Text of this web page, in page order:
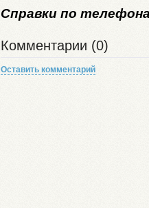
Справки по
Комментарии (0)
Оставить комментарий